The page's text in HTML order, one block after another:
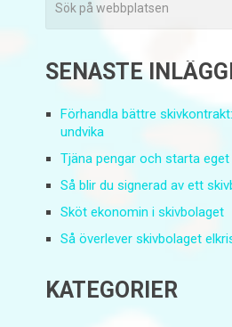
SENASTE
Förhandla bättre
undvika
Tjäna pengar och starta eget
Så blir du signerad av ett
Sköt ekonomin i skivbolaget
Så överlever skivbolaget
KATEGORIER